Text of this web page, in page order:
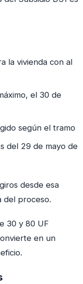
la vivienda con al
el 30 de
según el tramo
del 29 de mayo de
desde esa
del proceso.
30 y 80 UF
en un